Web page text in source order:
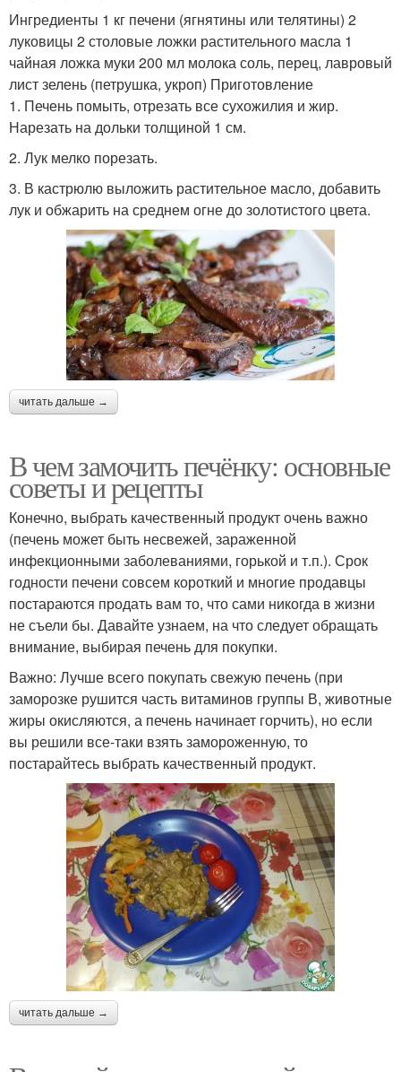
Ингредиенты 1 кг печени (ягнятины или телятины) 2
луковицы 2 столовые ложки растительного масла 1
чайная ложка муки 200 мл молока соль, перец, лавровый
лист зелень (петрушка, укроп) Приготовление
1. Печень помыть, отрезать все сухожилия и жир.
Нарезать на дольки толщиной 1 см.
2. Лук мелко порезать.
3. В кастрюлю выложить растительное масло, добавить
лук и обжарить на среднем огне до золотистого цвета.
читать дальше →
В чем замочить печёнку: основные
советы и рецепты
Конечно, выбрать качественный продукт очень важно
(печень может быть несвежей, зараженной
инфекционными заболеваниями, горькой и т.п.). Срок
годности печени совсем короткий и многие продавцы
постараются продать вам то, что сами никогда в жизни
не съели бы. Давайте узнаем, на что следует обращать
внимание, выбирая печень для покупки.
Важно: Лучше всего покупать свежую печень (при
заморозке рушится часть витаминов группы В, животные
жиры окисляются, а печень начинает горчить), но если
вы решили все-таки взять замороженную, то
постарайтесь выбрать качественный продукт.
читать дальше →